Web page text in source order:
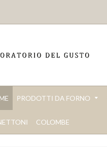
PRODOTTI DA FORNO
COLOMBE